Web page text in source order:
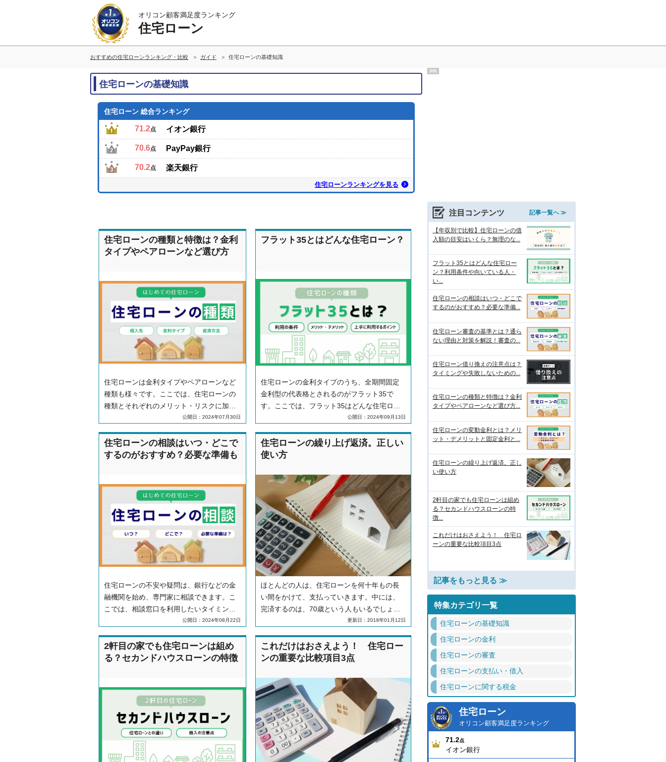
オリコン顧客満足度ランキング
住宅ローン
おすすめの住宅ローンランキング・比較 ガイド 住宅ローンの基礎知識
住宅ローンの基礎知識
住宅ローン 総合ランキング
71.2点 イオン銀行
70.6点 PayPay銀行
70.2点 楽天銀行
住宅ローンランキングを見る
住宅ローンの種類と特徴は？金利
タイプやペアローンなど選び方
住宅ローンは金利タイプやペアローンなど
種類も様々です。ここでは、住宅ローンの
種類とそれぞれのメリット・リスクに加
え、住宅ローンを選ぶ際のポイントについ
むための参考にお役立てください。
公開日：2024年07月30日
フラット35とはどんな住宅ローン？
住宅ローンの金利タイプのうち、全期間固定
金利型の代表格とされるのがフラット35で
す。ここでは、フラット35はどんな住宅ロー
ンか、その特徴や利用条件、メリット・デメ
向かない人、上手に利用するためのポイント
を解説します。
公開日：2024年09月13日
住宅ローンの相談はいつ・どこで
するのがおすすめ？必要な準備も
住宅ローンの不安や疑問は、銀行などの金
融機関を始め、専門家に相談できます。こ
こでは、相談窓口を利用したいタイミング
や利用方法、利用することのメリットを解
必要書類などの事前準備について解説しま
す。
公開日：2024年08月22日
住宅ローンの繰り上げ返済。正しい
使い方
ほとんどの人は、住宅ローンを何十年もの長
い間をかけて、支払っていきます。中には、
完済するのは、70歳という人もいるでしょ
う。その期間、大きな出費があった、収入が
で住宅ローンを払っていくのが困難になるこ
ともあります。そのような不安を解消するた
こと。その方法の１つに「繰り上げ返済」と
いうものがあります。繰り上げ返済の仕組み
をしっかりおさえて、少しでも早く住宅ロー
ンの返済を目指しましょう。
更新日：2018年01月12日
2軒目の家でも住宅ローンは組め
る？セカンドハウスローンの特徴
これだけはおさえよう！ 住宅ロー
ンの重要な比較項目3点
PR
注目コンテンツ 記事一覧へ ≫
【年収別で比較】住宅ローンの借
入額の目安はいくら？無理のな...
フラット35とはどんな住宅ロー
ン？利用条件や向いている人・
い...
住宅ローンの相談はいつ・どこで
するのがおすすめ？必要な準備...
住宅ローン審査の基準とは？通ら
ない理由と対策を解説！審査の...
住宅ローン借り換えの注意点は？
タイミングや失敗しないための...
住宅ローンの種類と特徴は？金利
タイプやペアローンなど選び方...
住宅ローンの変動金利とは？メリ
ット・デメリットと固定金利と...
住宅ローンの繰り上げ返済。正し
い使い方
2軒目の家でも住宅ローンは組め
る？セカンドハウスローンの特
徴...
これだけはおさえよう！ 住宅ロ
ーンの重要な比較項目3点
記事をもっと見る ≫
特集カテゴリ一覧
住宅ローンの基礎知識
住宅ローンの金利
住宅ローンの審査
住宅ローンの支払い・借入
住宅ローンに関する税金
住宅ローン
オリコン顧客満足度ランキング
71.2点
イオン銀行